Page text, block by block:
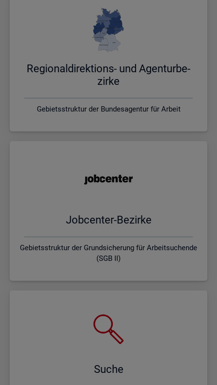
Re­gio­nal­di­rek­ti­ons- und Agen­tur­be­
zir­ke
Gebietsstruktur der Bundesagentur für Arbeit
Job­cen­ter-Be­zir­ke
Gebietsstruktur der Grundsicherung für Arbeitsuchende
(SGB II)
Suche